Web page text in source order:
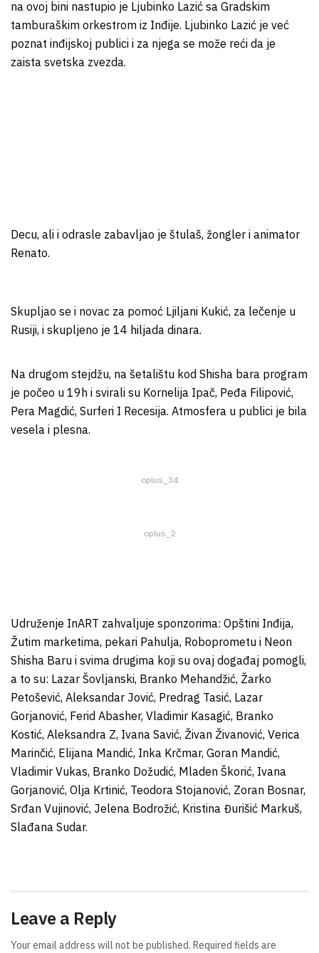
na ovoj bini nastupio je Ljubinko Lazić sa Gradskim
tamburaškim orkestrom iz Inđije. Ljubinko Lazić je već
poznat inđijskoj publici i za njega se može reći da je
zaista svetska zvezda.
Decu, ali i odrasle zabavljao je štulaš, žongler i animator
Renato.
Skupljao se i novac za pomoć Ljiljani Kukić, za lečenje u
Rusiji, i skupljeno je 14 hiljada dinara.
Na drugom stejdžu, na šetalištu kod Shisha bara program
je počeo u 19h i svirali su Kornelija Ipač, Peđa Filipović,
Pera Magdić, Surferi I Recesija. Atmosfera u publici je bila
vesela i plesna.
oplus_34
oplus_2
Udruženje InART zahvaljuje sponzorima: Opštini Inđija,
Žutim marketima, pekari Pahulja, Roboprometu i Neon
Shisha Baru i svima drugima koji su ovaj događaj pomogli,
a to su: Lazar Šovljanski, Branko Mehandžić, Žarko
Petošević, Aleksandar Jović, Predrag Tasić, Lazar
Gorjanović, Ferid Abasher, Vladimir Kasagić, Branko
Kostić, Aleksandra Z, Ivana Savić, Živan Živanović, Verica
Marinčić, Elijana Mandić, Inka Krčmar, Goran Mandić,
Vladimir Vukas, Branko Dožudić, Mladen Škorić, Ivana
Gorjanović, Olja Krtinić, Teodora Stojanović, Zoran Bosnar,
Srđan Vujinović, Jelena Bodrožić, Kristina Đurišić Markuš,
Slađana Sudar.
Leave a Reply
Your email address will not be published. Required fields are